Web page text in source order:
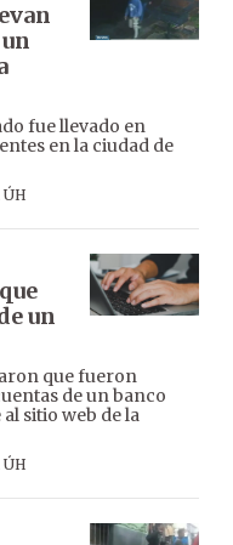
fue llevado en
en la ciudad de
un
que fueron
de un banco
sitio web de la